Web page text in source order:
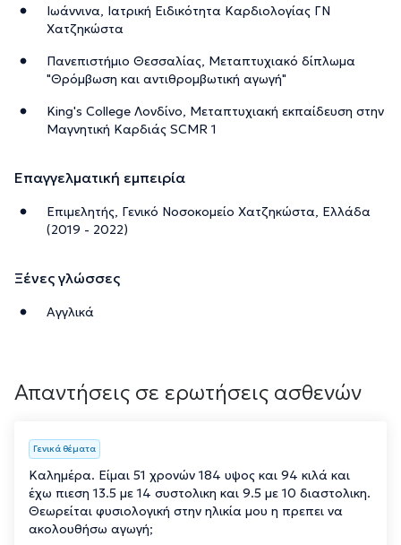
Ιωάννινα, Ιατρική Ειδικότητα Καρδιολογίας ΓΝ
Χατζηκώστα
Πανεπιστήμιο Θεσσαλίας, Μεταπτυχιακό δίπλωμα
"Θρόμβωση και αντιθρομβωτική αγωγή"
King's College Λονδίνο, Μεταπτυχιακή εκπαίδευση στην
Μαγνητική Καρδιάς SCMR 1
Επαγγελματική εμπειρία
Επιμελητής, Γενικό Νοσοκομείο Χατζηκώστα, Ελλάδα
(2019 - 2022)
Ξένες γλώσσες
Αγγλικά
Απαντήσεις σε ερωτήσεις ασθενών
Γενικά θέματα
Καλημέρα. Είμαι 51 χρονών 184 υψος και 94 κιλά και
έχω πιεση 13.5 με 14 συστολικη και 9.5 με 10 διαστολικη.
Θεωρείται φυσιολογική στην ηλικία μου η πρεπει να
ακολουθήσω αγωγή;